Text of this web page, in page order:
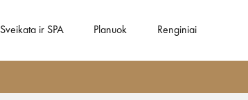
Sveikata ir SPA Planuok Renginiai